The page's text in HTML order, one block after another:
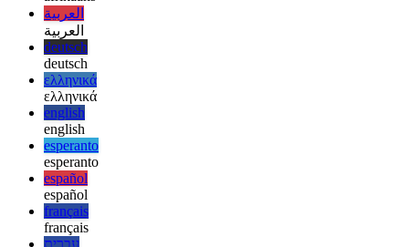
afrikaans
afrikaans
العربية
العربية
deutsch
deutsch
ελληνικά
ελληνικά
english
english
esperanto
esperanto
español
español